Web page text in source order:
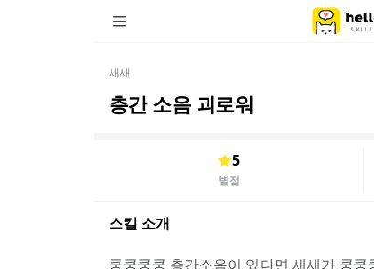
새새
층간 소음 괴로워
5
별점
스킬 소개
쿵쿵쿵쿵 층간소음이 있다면 새새가 쿵